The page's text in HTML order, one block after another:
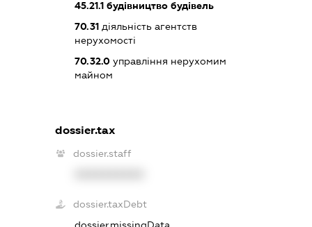
45.21.1 будівництво будівель
70.31 діяльність агентств
нерухомості
70.32.0 управління нерухомим
майном
dossier.tax
dossier.staff
dossier.taxDebt